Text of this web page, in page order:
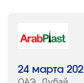
24 марта